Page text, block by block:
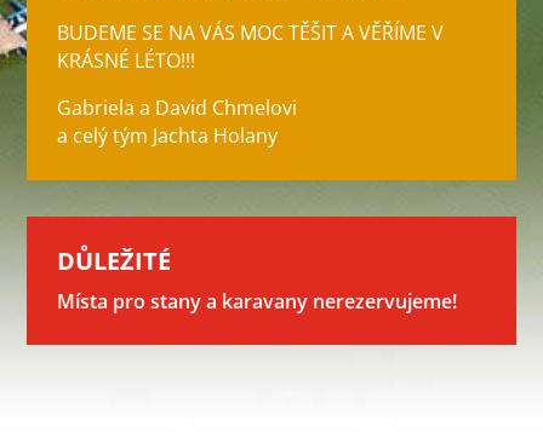
BUDEME SE NA VÁS MOC TĚŠIT A VĚŘÍME V
KRÁSNÉ LÉTO!!!
Gabriela a David Chmelovi
a celý tým Jachta Holany
DŮLEŽITÉ
Místa pro stany a karavany nerezervujeme!